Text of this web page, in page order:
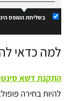
בשליחת הטופס
למה כדאי
התקנת דשא
להיות בחירה